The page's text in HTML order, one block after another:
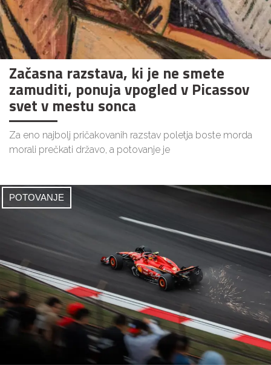
Začasna razstava, ki je ne smete
zamuditi, ponuja vpogled v Picassov
svet v mestu sonca
Za eno najbolj pričakovanih razstav poletja boste morda
morali prečkati državo, a potovanje je
POTOVANJE